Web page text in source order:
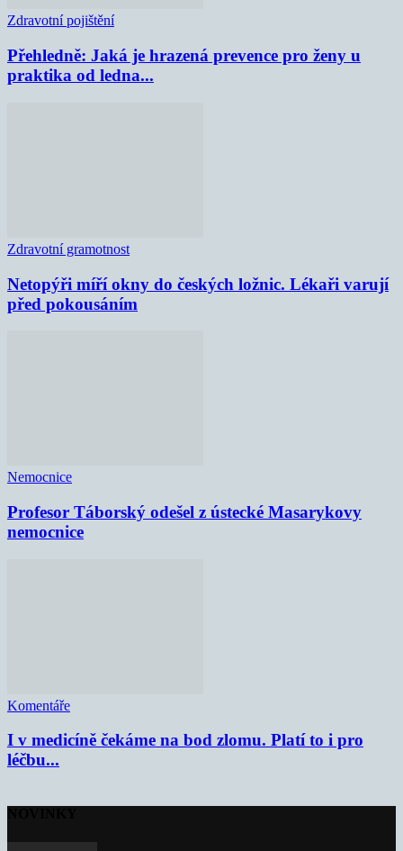
Zdravotní pojištění
Přehledně: Jaká je hrazená prevence pro ženy u
praktika od ledna...
Zdravotní gramotnost
Netopýři míří okny do českých ložnic. Lékaři varují
před pokousáním
Nemocnice
Profesor Táborský odešel z ústecké Masarykovy
nemocnice
Komentáře
I v medicíně čekáme na bod zlomu. Platí to i pro
léčbu...